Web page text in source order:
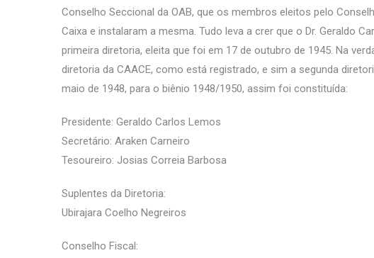
Conselho Seccional da OAB, que os membros eleitos pelo
Caixa e instalaram a mesma. Tudo leva a crer que o Dr. Geraldo
primeira diretoria, eleita que foi em 17 de outubro de 1945. Na
diretoria da CAACE, como está registrado, e sim a segunda
maio de 1948, para o biênio 1948/1950, assim foi constituída:
Presidente: Geraldo Carlos Lemos
Secretário: Araken Carneiro
Tesoureiro: Josias Correia Barbosa
Suplentes da Diretoria:
Ubirajara Coelho Negreiros
Conselho Fiscal: